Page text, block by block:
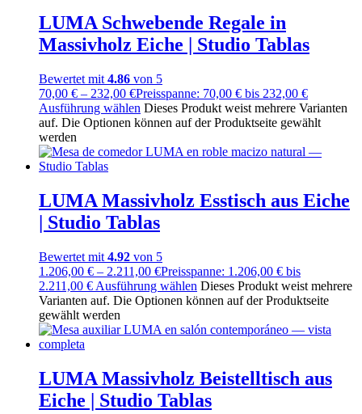
LUMA Schwebende Regale in
Massivholz Eiche | Studio Tablas
Bewertet mit 4.86 von 5
70,00 € – 232,00 €Preisspanne: 70,00 € bis 232,00 €
Ausführung wählen Dieses Produkt weist mehrere Varianten
auf. Die Optionen können auf der Produktseite gewählt
werden
LUMA Massivholz Esstisch aus Eiche
| Studio Tablas
Bewertet mit 4.92 von 5
1.206,00 € – 2.211,00 €Preisspanne: 1.206,00 € bis
2.211,00 € Ausführung wählen Dieses Produkt weist mehrere
Varianten auf. Die Optionen können auf der Produktseite
gewählt werden
LUMA Massivholz Beistelltisch aus
Eiche | Studio Tablas